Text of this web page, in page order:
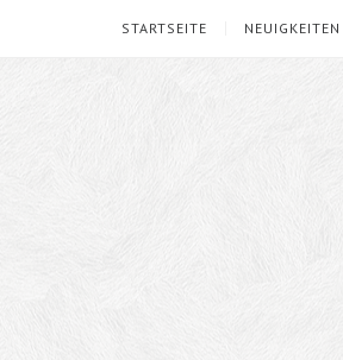
STARTSEITE NEUIGKEITEN